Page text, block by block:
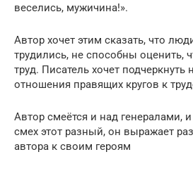
веселись, мужичина!».
Автор хочет этим сказать, что
трудились, не способны оценить,
труд. Писатель хочет подчеркнуть
отношения правящих кругов к
Автор смеётся и над генералами,
смех этот разный, он выражает
автора к своим героям